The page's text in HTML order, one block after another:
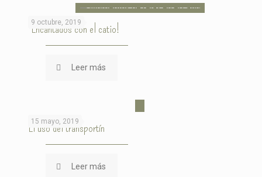
9 octubre, 2019
¡Encantados con el catio!
Leer más
15 mayo, 2019
El uso del transportín
Leer más